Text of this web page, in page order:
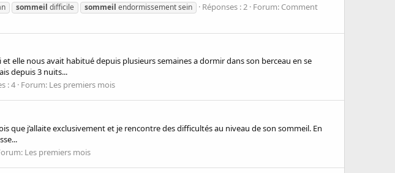
sommeil difficile sommeil endormissement sein Réponses : 2 Forum: Comment
elle nous avait habitué depuis plusieurs semaines a dormir dans son berceau en se
depuis 3 nuits...
: 4 Forum: Les premiers mois
que j’allaite exclusivement et je rencontre des difficultés au niveau de son sommeil. En
Les premiers mois